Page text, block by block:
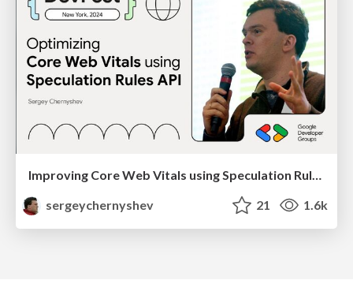
Improving Core Web Vitals using Speculation Rules API
sergeychernyshev
21 1.6k